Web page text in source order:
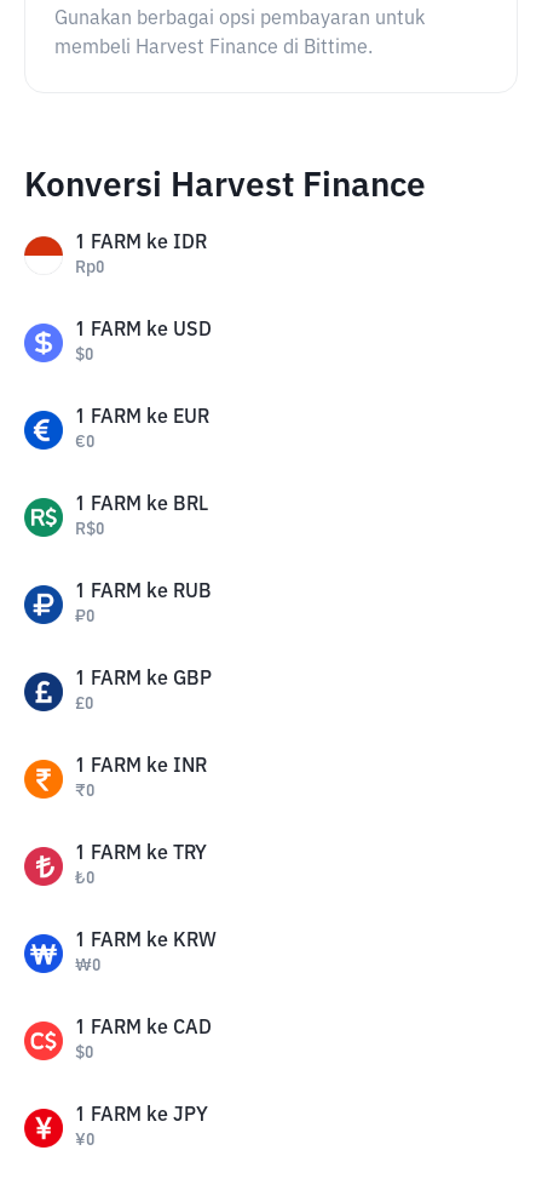
Gunakan berbagai opsi pembayaran untuk
membeli Harvest Finance di Bittime.
Konversi Harvest Finance
1 FARM ke IDR
Rp0
1 FARM ke USD
$0
1 FARM ke EUR
€0
1 FARM ke BRL
R$0
1 FARM ke RUB
₽0
1 FARM ke GBP
£0
1 FARM ke INR
₹0
1 FARM ke TRY
₺0
1 FARM ke KRW
₩0
1 FARM ke CAD
$0
1 FARM ke JPY
¥0